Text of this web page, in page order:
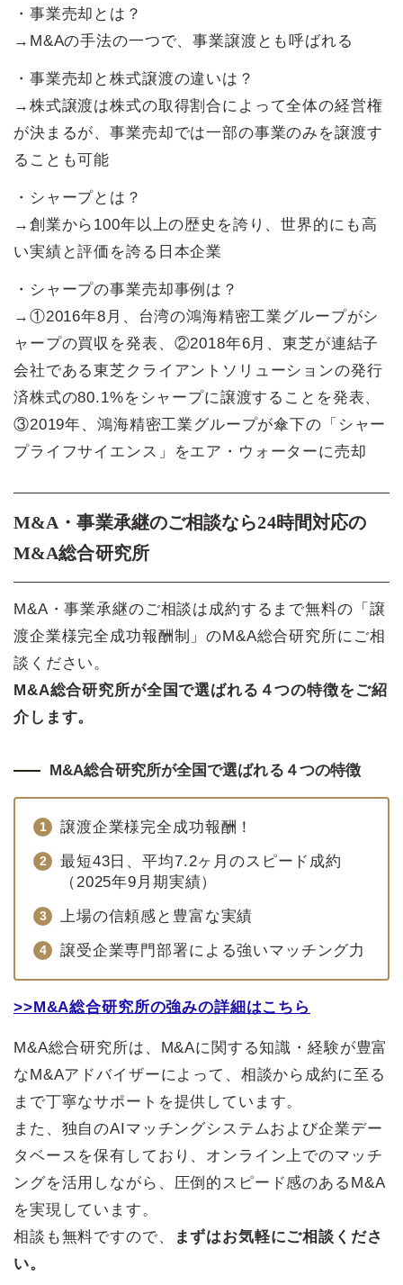
・事業売却とは？
→M&Aの手法の一つで、事業譲渡とも呼ばれる
・事業売却と株式譲渡の違いは？
→株式譲渡は株式の取得割合によって全体の経営権
が決まるが、事業売却では一部の事業のみを譲渡す
ることも可能
・シャープとは？
→創業から100年以上の歴史を誇り、世界的にも高
い実績と評価を誇る日本企業
・シャープの事業売却事例は？
→①2016年8月、台湾の鴻海精密工業グループがシ
ャープの買収を発表、②2018年6月、東芝が連結子
会社である東芝クライアントソリューションの発行
済株式の80.1%をシャープに譲渡することを発表、
③2019年、鴻海精密工業グループが傘下の「シャー
プライフサイエンス」をエア・ウォーターに売却
M&A・事業承継のご相談なら24時間対応の
M&A総合研究所
M&A・事業承継のご相談は成約するまで無料の「譲
渡企業様完全成功報酬制」のM&A総合研究所にご相
談ください。
M&A総合研究所が全国で選ばれる４つの特徴をご紹
介します。
M&A総合研究所が全国で選ばれる４つの特徴
譲渡企業様完全成功報酬！
最短43日、平均7.2ヶ月のスピード成約
（2025年9月期実績）
上場の信頼感と豊富な実績
譲受企業専門部署による強いマッチング力
>>M&A総合研究所の強みの詳細はこちら
M&A総合研究所は、M&Aに関する知識・経験が豊富
なM&Aアドバイザーによって、相談から成約に至る
まで丁寧なサポートを提供しています。
また、独自のAIマッチングシステムおよび企業デー
タベースを保有しており、オンライン上でのマッチ
ングを活用しながら、圧倒的スピード感のあるM&A
を実現しています。
相談も無料ですので、
まずはお気軽にご相談くださ
い。